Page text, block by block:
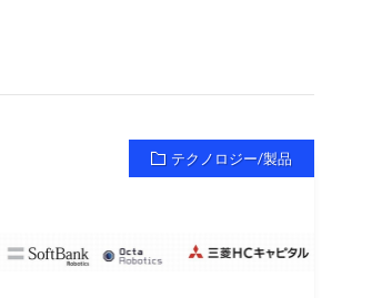
テクノロジー/製品